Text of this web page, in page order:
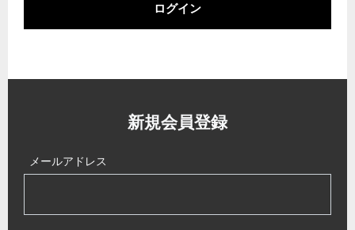
ログイン
新規会員登録
メールアドレス